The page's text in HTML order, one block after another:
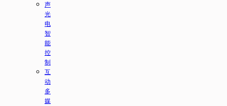
声
光
电
智
能
控
制
互
动
多
媒